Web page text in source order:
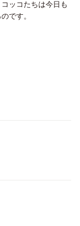
ッコたちは今日も
です。